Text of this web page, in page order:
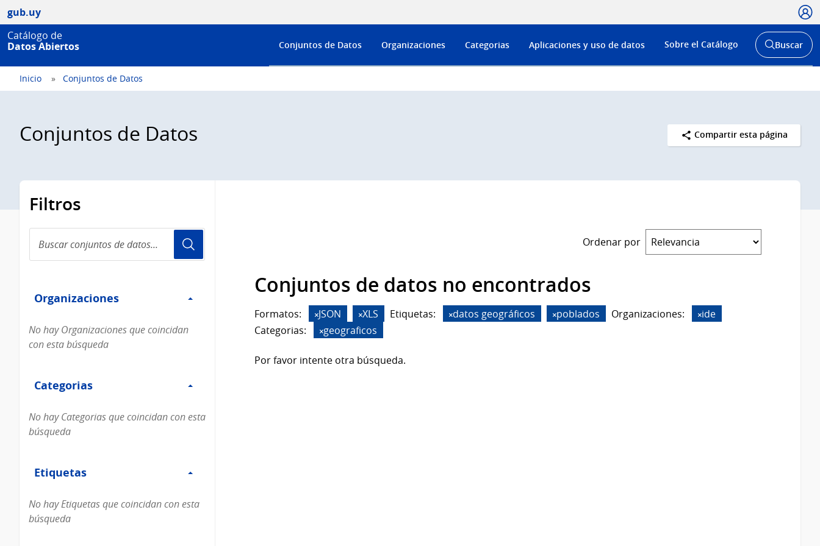
gub.uy
Catálogo de
Datos Abiertos
Menú
de
Conjuntos de Datos Organizaciones Categorias Aplicaciones y uso de datos Sobre el Catálogo
Abrir
buscador
Buscar
Inicio Conjuntos de Datos
Conjuntos de Datos Compartir esta página
Filtros
conjuntos
de
Organizaciones
Organizaciones
No hay Organizaciones que coincidan
con esta búsqueda
Categorias
Categorias
No hay Categorias que coincidan con esta
búsqueda
Etiquetas
Etiquetas
No hay Etiquetas que coincidan con esta
búsqueda
Ordenar por
Conjuntos de datos no encontrados
Formatos: JSON XLS Etiquetas: datos geográficos poblados Organizaciones:
ide
Categorias:
geograficos
Por favor intente otra búsqueda.